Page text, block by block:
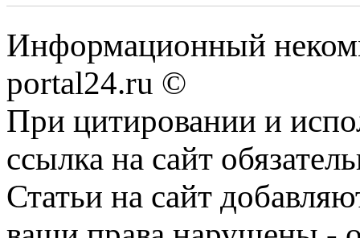
Информационный
portal24.ru ©
При цитировании и
ссылка на сайт
Статьи на сайт